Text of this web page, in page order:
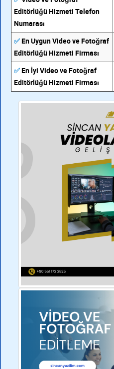
Editörlüğü Hizmeti Telefon
Numarası
✅En Uygun Video ve Fotoğraf
Editörlüğü Hizmeti Firması
✅En İyi Video ve Fotoğraf
Editörlüğü Hizmeti Firması